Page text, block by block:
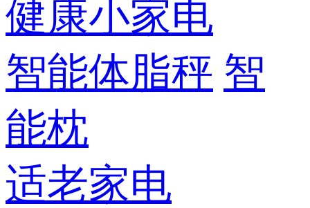
健康小家电
智能体脂秤 智
能枕
适老家电